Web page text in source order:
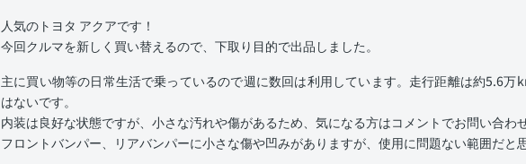
人気のトヨタ アクアです！
今回クルマを新しく買い替えるので、下取り目的で出品しました。
主に買い物等の日常生活で乗っているので週に数回は利用しています。走行距離は約5.6万
はないです。
内装は良好な状態ですが、小さな汚れや傷があるため、気になる方はコメントでお問い合わせ
フロントバンパー、リアバンパーに小さな傷や凹みがありますが、使用に問題ない範囲だと思